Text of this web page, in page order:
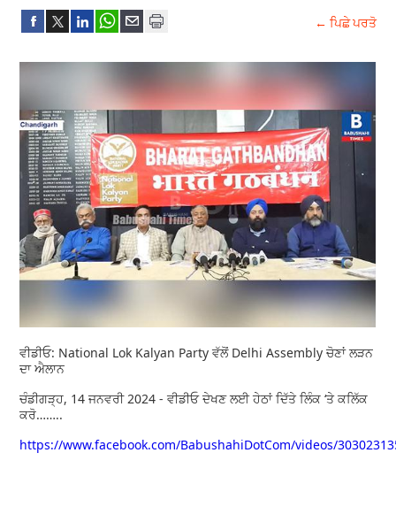
← ਪਿਛੇ ਪਰਤੋ
ਵੀਡੀਓ: National Lok Kalyan Party ਵੱਲੋਂ Delhi Assembly ਚੋਣਾਂ ਲੜਨ
ਦਾ ਐਲਾਨ
ਚੰਡੀਗੜ੍ਹ, 14 ਜਨਵਰੀ 2024 - ਵੀਡੀਓ ਦੇਖਣ ਲਈ ਹੇਠਾਂ ਦਿੱਤੇ ਲਿੰਕ ‘ਤੇ ਕਲਿੱਕ
ਕਰੋ……..
https://www.facebook.com/BabushahiDotCom/videos/